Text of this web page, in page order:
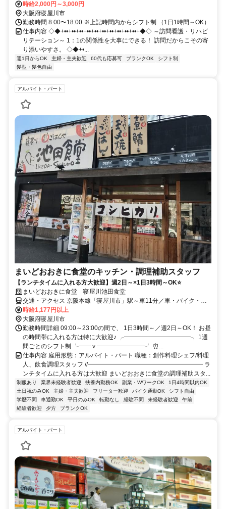
分 ▽訪問先エリア 守口市、寝屋川市、大東市、門真市（事務所から1
時間圏内中心）
時給2,000円～3,000円
大阪府寝屋川市
勤務時間 8:00〜18:00 ※上記時間内からシフト制 （1日1時間～OK）
仕事内容 ◇◆+••+••+••+••+••+••+••+••+••+••+◆◇ ～訪問看護・リハビ
リテーション～ 1：1の関係性を大事にできる！ 訪問だからこその寄
り添いやすさ。 ◇◆+•...
週1日からOK 主婦・主夫歓迎 60代も応募可 ブランクOK
シフト制
髪型・髪色自由
アルバイト・パート
まいどおおきに食堂のキッチン・調理補助スタッフ
【ランチタイムに入れる方大歓迎】週2日～×1日3時間～OK⭐
まいどおおきに食堂 寝屋川池田食堂
交通・アクセス 京阪本線「寝屋川市」駅～車11分／車・バイク・自
転車通勤OK
時給1,177円以上
大阪府寝屋川市
勤務時間詳細 09:00～23:00の間で、 1日3時間～／週2日～OK！ お昼
の時間帯に入れる方は特に大歓迎♪ ╭━━━━━━━━━━━╮ 1週
間ごとのシフト制 ╰━━ｖ━━━━━━━━╯ ⏰...
仕事内容 雇用形態：アルバイト・パート 職種：創作料理シェフ/料理
人、飲食調理スタッフ //━━━━━━━━━━━━━━━━━━━ ラ
ンチタイムに入れる方は大歓迎 まいどおおきに食堂の調理補助スタ...
制服あり 業界未経験者歓迎 扶養内勤務OK 副業・WワークOK
1日4時間以内OK
土日祝のみOK
主婦・主夫歓迎 フリーター歓迎 バイク通勤OK
シフト自由
学歴不問
車通勤OK 平日のみOK 転勤なし 経験不問 未経験者歓迎
午前
経験者歓迎
夕方 ブランクOK
アルバイト・パート